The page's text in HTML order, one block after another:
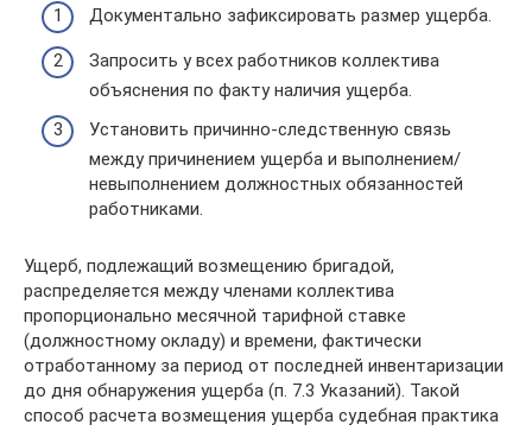
Документально зафиксировать размер ущерба.
Запросить у всех работников коллектива
объяснения по факту наличия ущерба.
Установить причинно-следственную связь
между причинением ущерба и выполнением/
невыполнением должностных обязанностей
работниками.
Ущерб, подлежащий возмещению бригадой,
распределяется между членами коллектива
пропорционально месячной тарифной ставке
(должностному окладу) и времени, фактически
отработанному за период от последней инвентаризации
до дня обнаружения ущерба (п. 7.3 Указаний). Такой
способ расчета возмещения ущерба судебная практика